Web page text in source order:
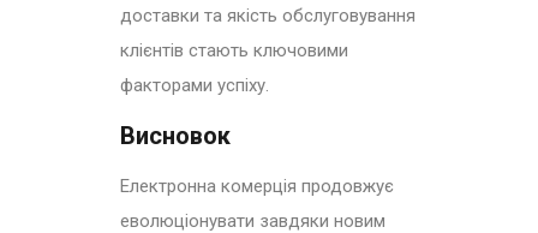
доставки та якість обслуговування
клієнтів стають ключовими
факторами успіху.
Висновок
Електронна комерція продовжує
еволюціонувати завдяки новим